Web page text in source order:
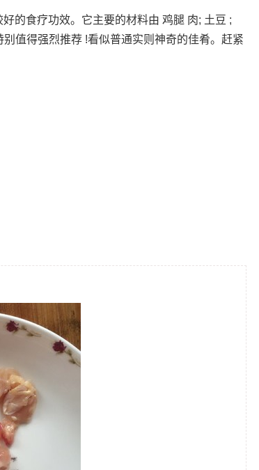
的食疗功效。它主要的材料由 鸡腿 肉; 土豆 ;
值得强烈推荐 !看似普通实则神奇的佳肴。赶紧